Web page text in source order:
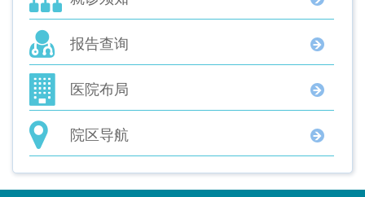
报告查询
医院布局
院区导航